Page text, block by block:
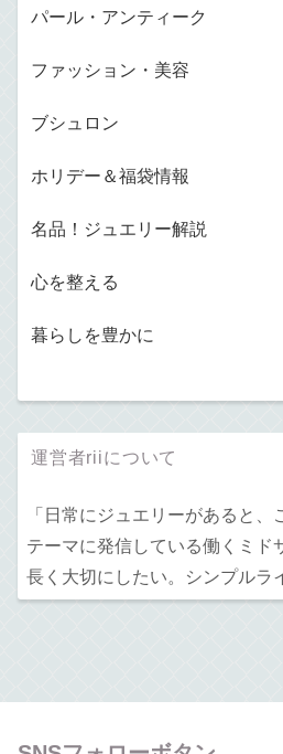
パール・アンティーク
ファッション・美容
ブシュロン
ホリデー＆福袋情報
名品！ジュエリー解説
心を整える
暮らしを豊かに
運営者riiについて
「日常にジュエリーがあると、
テーマに発信している働くミド
長く大切にしたい。シンプルラ